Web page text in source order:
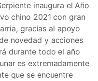
inaugura el Año
chino 2021 con gran
gracias al apoyo
novedad y acciones
durante todo el año
es extremadamente
que se encuentre